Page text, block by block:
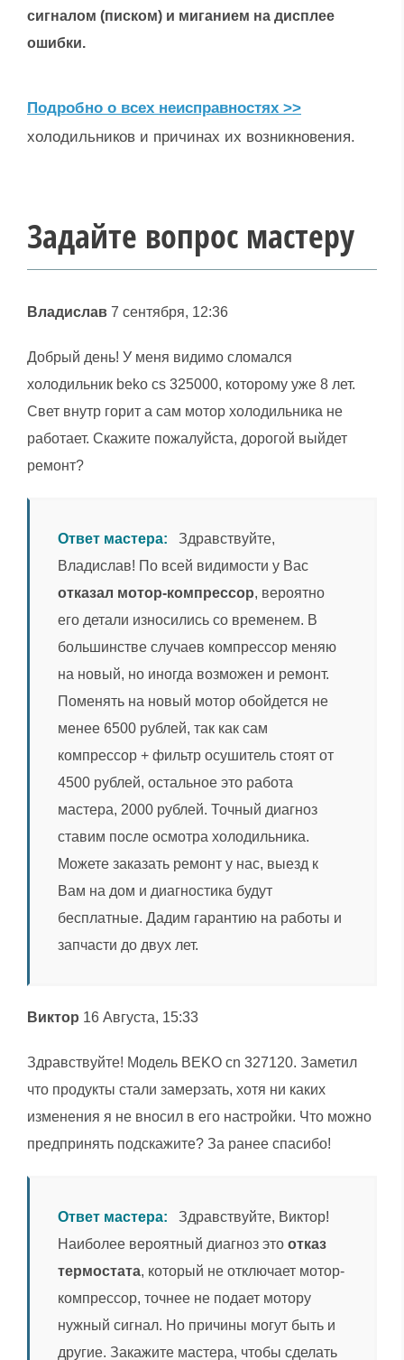
сигналом (писком) и миганием на дисплее
ошибки.
Подробно о всех неисправностях >>
холодильников и причинах их возникновения.
Задайте вопрос мастеру
Владислав 7 сентября, 12:36
Добрый день! У меня видимо сломался
холодильник beko cs 325000, которому уже 8 лет.
Свет внутр горит а сам мотор холодильника не
работает. Скажите пожалуйста, дорогой выйдет
ремонт?
Ответ мастера: Здравствуйте,
Владислав! По всей видимости у Вас
отказал мотор-компрессор, вероятно
его детали износились со временем. В
большинстве случаев компрессор меняю
на новый, но иногда возможен и ремонт.
Поменять на новый мотор обойдется не
менее 6500 рублей, так как сам
компрессор + фильтр осушитель стоят от
4500 рублей, остальное это работа
мастера, 2000 рублей. Точный диагноз
ставим после осмотра холодильника.
Можете заказать ремонт у нас, выезд к
Вам на дом и диагностика будут
бесплатные. Дадим гарантию на работы и
запчасти до двух лет.
Виктор 16 Августа, 15:33
Здравствуйте! Модель BEKO cn 327120. Заметил
что продукты стали замерзать, хотя ни каких
изменения я не вносил в его настройки. Что можно
предпринять подскажите? За ранее спасибо!
Ответ мастера: Здравствуйте, Виктор!
Наиболее вероятный диагноз это отказ
термостата, который не отключает мотор-
компрессор, точнее не подает мотору
нужный сигнал. Но причины могут быть и
другие. Закажите мастера, чтобы сделать